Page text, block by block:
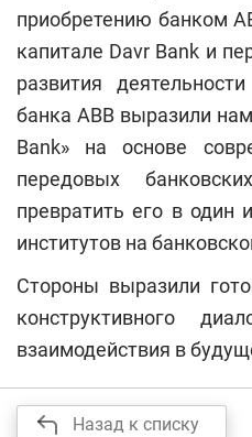
приобретению банком
капитале Davr Bank и
развития
банка АВВ выразили
Bank» на основе
передовых
превратить его в один
институтов на
Стороны выразили
конструктивного
взаимодействия в
Назад к списку